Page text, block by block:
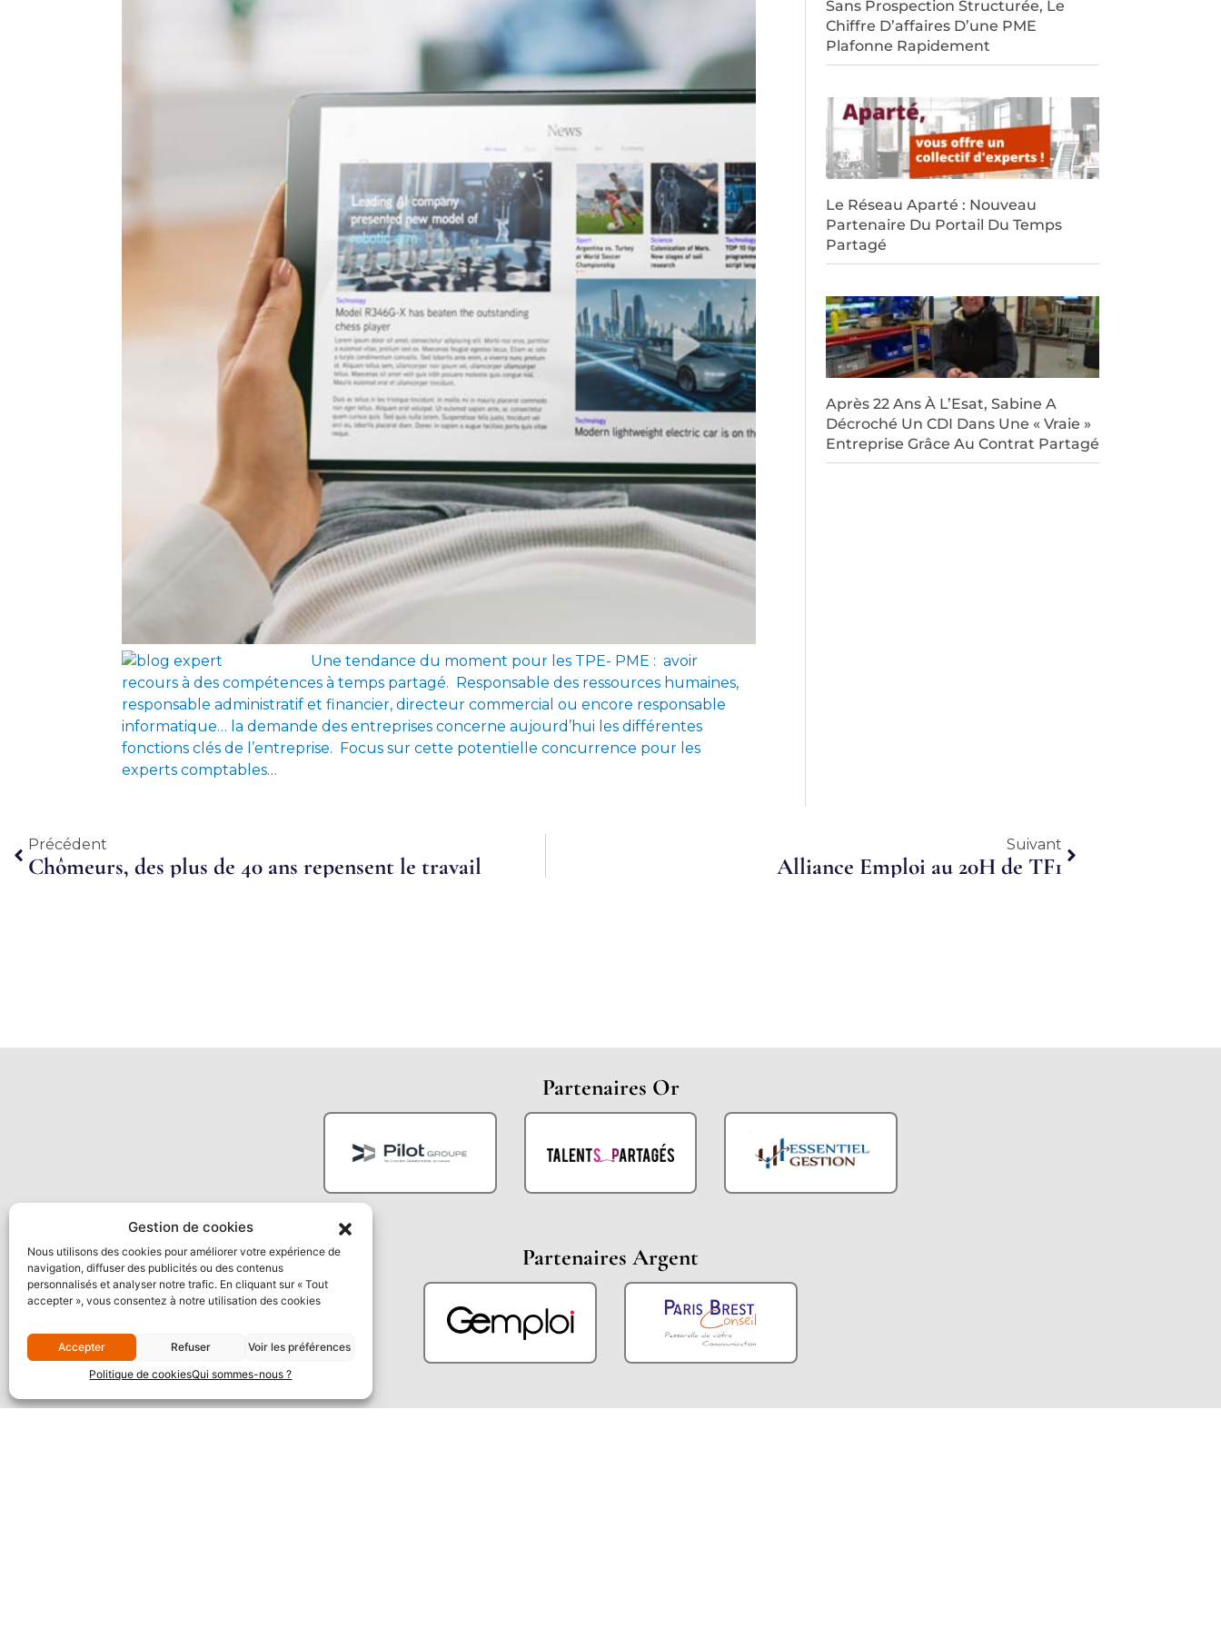
Gestion de cookies
Nous utilisons des cookies pour améliorer votre expérience de
navigation, diffuser des publicités ou des contenus
personnalisés et analyser notre trafic. En cliquant sur « Tout
accepter », vous consentez à notre utilisation des cookies
Accepter Refuser
Voir les préférences
Politique de cookiesQui sommes-nous ?
Une tendance du moment pour les TPE- PME : avoir
recours à des compétences à temps partagé. Responsable des ressources humaines,
responsable administratif et financier, directeur commercial ou encore responsable
informatique… la demande des entreprises concerne aujourd’hui les différentes
fonctions clés de l’entreprise. Focus sur cette potentielle concurrence pour les
experts comptables…
Sans Prospection Structurée, Le
Chiffre D’affaires D’une PME
Plafonne Rapidement
Le Réseau Aparté : Nouveau
Partenaire Du Portail Du Temps
Partagé
Après 22 Ans À L’Esat, Sabine A
Décroché Un CDI Dans Une « Vraie »
Entreprise Grâce Au Contrat Partagé
Précédent
Précédent
Chômeurs, des plus de 40 ans repensent le travail
Suivant
Alliance Emploi au 20H de TF1
Partenaires Or
Partenaires Argent